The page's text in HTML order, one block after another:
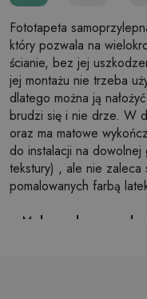
Fototapeta
który pozwala na
ścianie, bez jej
jej montażu nie trzeba
dlatego można ją
brudzi się i nie drze. W
oraz ma matowe
do instalacji na
tekstury) , ale nie zaleca
pomalowanych farbą
Maksymalna